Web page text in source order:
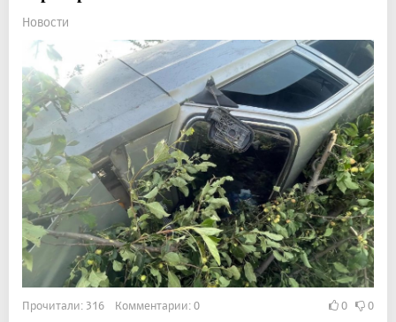
Новости
Прочитали: 316 Комментарии: 0 0 0